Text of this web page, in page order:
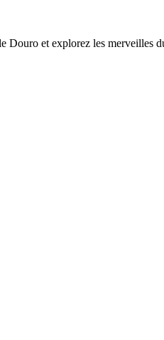
et explorez les merveilles